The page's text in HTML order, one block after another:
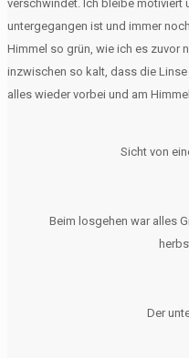
verschwindet. Ich bleibe motiviert
untergegangen ist und immer
Himmel so grün, wie ich es zuvor
inzwischen so kalt, dass die
alles wieder vorbei und am
Sicht von
Beim losgehen war alles
Der